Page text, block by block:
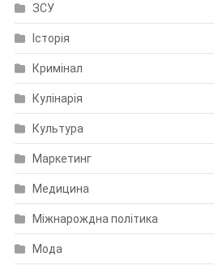
ЗСУ
Історія
Кримінал
Кулінарія
Культура
Маркетинг
Медицина
Міжнарождна політика
Мода